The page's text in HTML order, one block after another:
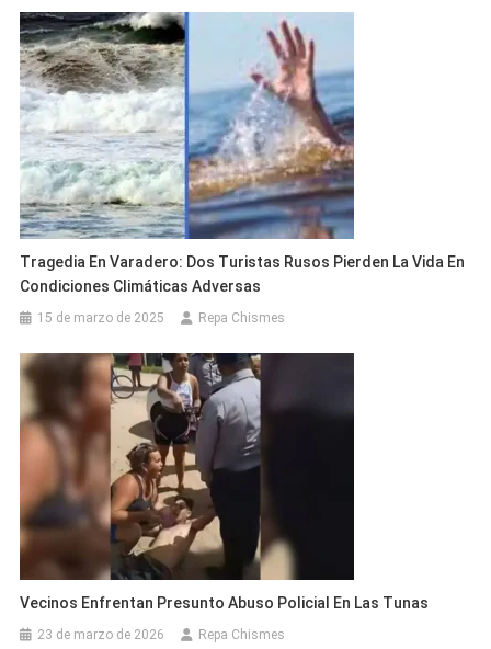
Tragedia En Varadero: Dos Turistas Rusos Pierden La Vida En
Condiciones Climáticas Adversas
15 de marzo de 2025 Repa Chismes
Vecinos Enfrentan Presunto Abuso Policial En Las Tunas
23 de marzo de 2026 Repa Chismes